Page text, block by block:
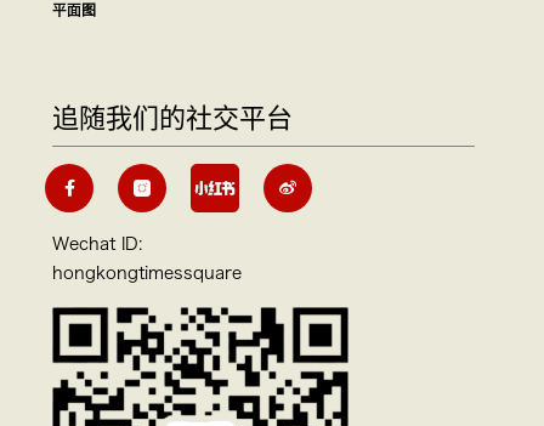
平面图
追随我们的社交平台
Wechat ID:
hongkongtimessquare